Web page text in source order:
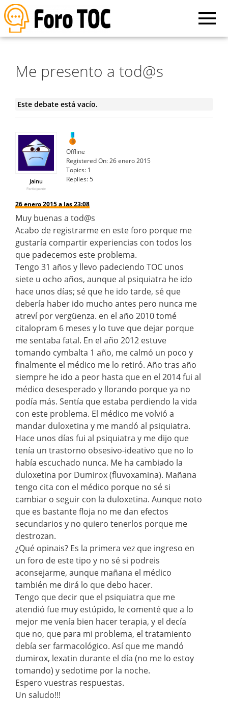
Me presento a tod@s
Este debate está vacío.
Jainu
Participante
Offline
Registered On:26 enero 2015
Topics: 1
Replies:5
26 enero 2015 a las 23:08
Muy buenas a tod@s
Acabo de registrarme en este foro porque me
gustaría compartir experiencias con todos los
que padecemos este problema.
Tengo 31 años y llevo padeciendo TOC unos
siete u ocho años, aunque al psiquiatra he ido
hace unos días; sé que he ido tarde, sé que
debería haber ido mucho antes pero nunca me
atreví por vergüenza. en el año 2010 tomé
citalopram 6 meses y lo tuve que dejar porque
me sentaba fatal. En el año 2012 estuve
tomando cymbalta 1 año, me calmó un poco y
finalmente el médico me lo retiró. Año tras año
siempre he ido a peor hasta que en el 2014 fui al
médico desesperado y llorando porque ya no
podía más. Sentía que estaba perdiendo la vida
con este problema. El médico me volvió a
mandar duloxetina y me mandó al psiquiatra.
Hace unos días fui al psiquiatra y me dijo que
tenía un trastorno obsesivo-ideativo que no lo
había escuchado nunca. Me ha cambiado la
duloxetina por Dumirox (fluvoxamina). Mañana
tengo cita con el médico porque no sé si
cambiar o seguir con la duloxetina. Aunque noto
que es bastante floja no me dan efectos
secundarios y no quiero tenerlos porque me
destrozan.
¿Qué opinais? Es la primera vez que ingreso en
un foro de este tipo y no sé si podreis
aconsejarme, aunque mañana el médico
también me dirá lo que debo hacer.
Tengo que decir que el psiquiatra que me
atendió fue muy estúpido, le comenté que a lo
mejor me venía bien hacer terapia, y el decía
que no, que para mi problema, el tratamiento
debía ser farmacológico. Así que me mandó
dumirox, lexatin durante el día (no me lo estoy
tomando) y sedotime por la noche.
Espero vuestras respuestas.
Un saludo!!!